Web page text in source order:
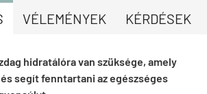
VÉLEMÉNYEK KÉRDÉSEK
hidratálóra van szüksége, amely
segít fenntartani az egészséges